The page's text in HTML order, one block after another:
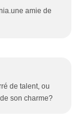
amie de
de talent, ou
son charme?